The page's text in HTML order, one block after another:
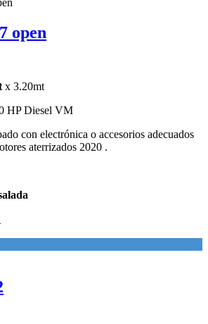
open
x 3.20mt
HP Diesel VM
con electrónica o accesorios adecuados
aterrizados 2020 .